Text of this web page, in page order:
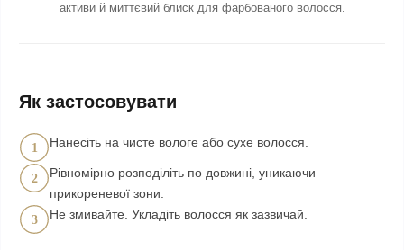
активи й миттєвий блиск для фарбованого волосся.
Як застосовувати
1 Нанесіть на чисте вологе або сухе волосся.
2
Рівномірно розподіліть по довжині, уникаючи
прикореневої зони.
3 Не змивайте. Укладіть волосся як зазвичай.